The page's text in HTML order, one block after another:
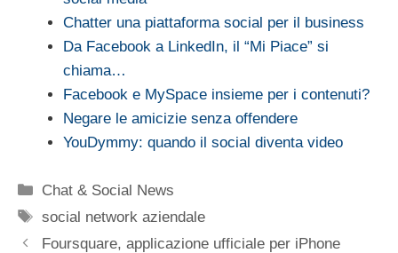
Chatter una piattaforma social per il business
Da Facebook a LinkedIn, il “Mi Piace” si
chiama…
Facebook e MySpace insieme per i contenuti?
Negare le amicizie senza offendere
YouDymmy: quando il social diventa video
Categorie
Chat & Social News
Tag
social network aziendale
Foursquare, applicazione ufficiale per iPhone